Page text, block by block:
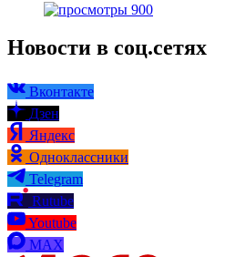
900
Новости в соц.сетях
Вконтакте
Дзен
Яндекс
Одноклассники
Telegram
Rutube
Youtube
MAX